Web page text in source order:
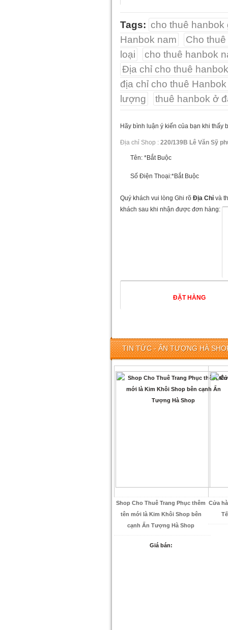
Tags: cho thuê hanbok
Hanbok nam
Cho
loại
cho thuê hanbok
Địa chỉ cho thuê
địa chỉ cho thuê
lượng
thuê hanbok ở
Hãy bình luận ý kiến của bạn khi thấy
Địa chỉ Shop : 220/139B Lê Văn Sỹ
Tên: *Bắt Buộc
Số Điện Thoại:*Bắt Buộc
Quý khách vui lòng Ghi rõ Địa Chỉ và
khách sau khi nhận được đơn hàng:
TIN TỨC - ẤN TƯỢNG HÀ
Shop Cho Thuê Trang Phục thêm
tên mới là Kim Khôi Shop bên
cạnh Ấn Tượng Hà Shop
Giá bán:
Cửa